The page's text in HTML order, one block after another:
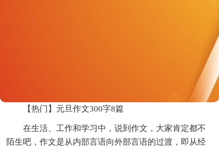
【热门】元旦作文300字8篇
在生活、工作和学习中，说到作文，大家肯定都不
陌生吧，作文是从内部言语向外部言语的过渡，即从经